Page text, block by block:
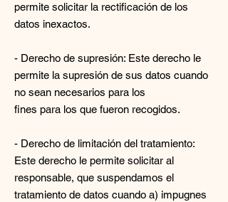
permite solicitar la rectificación de los
datos inexactos.
- Derecho de supresión: Este derecho le
permite la supresión de sus datos cuando
no sean necesarios para los
fines para los que fueron recogidos.
- Derecho de limitación del tratamiento:
Este derecho le permite solicitar al
responsable, que suspendamos el
tratamiento de datos cuando a) impugnes